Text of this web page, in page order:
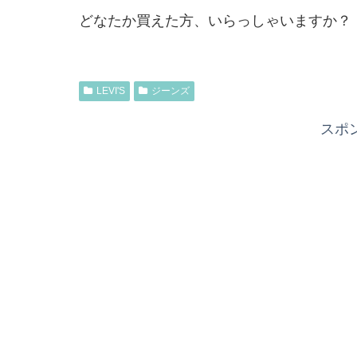
どなたか買えた方、いらっしゃいますか？
LEVI'S ジーンズ
スポ